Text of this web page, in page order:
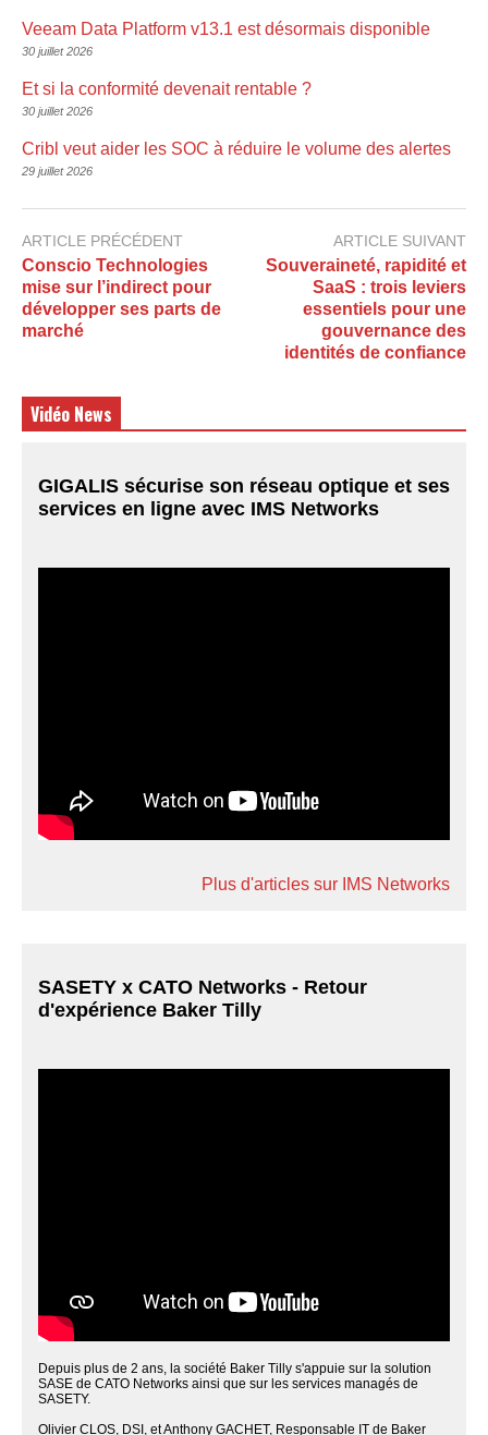
Veeam Data Platform v13.1 est désormais disponible
30 juillet 2026
Et si la conformité devenait rentable ?
30 juillet 2026
Cribl veut aider les SOC à réduire le volume des alertes
29 juillet 2026
ARTICLE PRÉCÉDENT
Conscio Technologies
mise sur l’indirect pour
développer ses parts de
marché
ARTICLE SUIVANT
Souveraineté, rapidité et
SaaS : trois leviers
essentiels pour une
gouvernance des
identités de confiance
Vidéo News
GIGALIS sécurise son réseau optique et ses
services en ligne avec IMS Networks
Plus d'articles sur IMS Networks
SASETY x CATO Networks - Retour
d'expérience Baker Tilly
Depuis plus de 2 ans, la société Baker Tilly s'appuie sur la solution
SASE de CATO Networks ainsi que sur les services managés de
SASETY.
Olivier CLOS, DSI, et Anthony GACHET, Responsable IT de Baker